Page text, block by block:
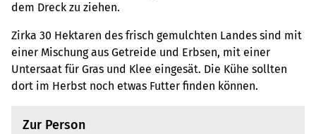
dem Dreck zu ziehen.
Zirka 30 Hektaren des frisch gemulchten Landes sind mit
einer Mischung aus Getreide und Erbsen, mit einer
Untersaat für Gras und Klee eingesät. Die Kühe sollten
dort im Herbst noch etwas Futter finden können.
Zur Person